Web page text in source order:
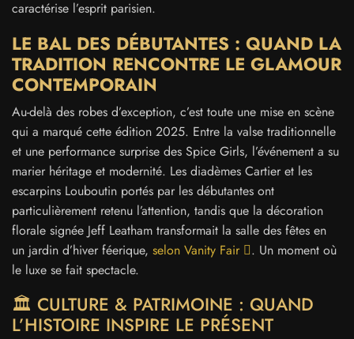
caractérise l’esprit parisien.
LE BAL DES DÉBUTANTES : QUAND LA
TRADITION RENCONTRE LE GLAMOUR
CONTEMPORAIN
Au-delà des robes d’exception, c’est toute une mise en scène
qui a marqué cette édition 2025. Entre la valse traditionnelle
et une performance surprise des Spice Girls, l’événement a su
marier héritage et modernité. Les diadèmes Cartier et les
escarpins Louboutin portés par les débutantes ont
particulièrement retenu l’attention, tandis que la décoration
florale signée Jeff Leatham transformait la salle des fêtes en
un jardin d’hiver féerique, selon Vanity Fair
. Un moment où
le luxe se fait spectacle.
🏛️ CULTURE & PATRIMOINE : QUAND
L’HISTOIRE INSPIRE LE PRÉSENT